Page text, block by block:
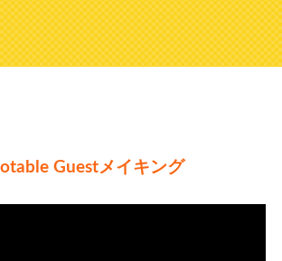
Guestメイキング